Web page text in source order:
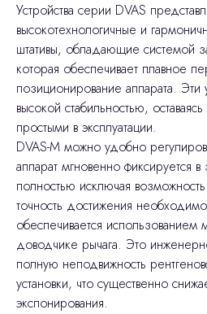
Устройства серии DVAS
высокотехнологичные и
штативы, обладающие системой
которая обеспечивает плавное
позиционирование аппарата. Эти
высокой стабильностью,
простыми в эксплуатации.
DVAS-M можно удобно
аппарат мгновенно фиксируется
полностью исключая
точность достижения
обеспечивается
доводчике рычага. Это
полную неподвижность
установки, что существенно
экспонирования.